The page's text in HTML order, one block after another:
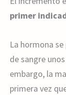
primer
La hormona
de sangre
embargo, la
primera vez